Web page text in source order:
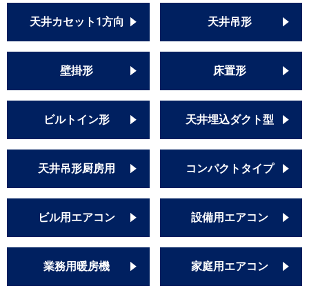
天井カセット1方向 天井吊形
壁掛形 床置形
ビルトイン形 天井埋込ダクト型
天井吊形厨房用 コンパクトタイプ
ビル用エアコン 設備用エアコン
業務用暖房機 家庭用エアコン